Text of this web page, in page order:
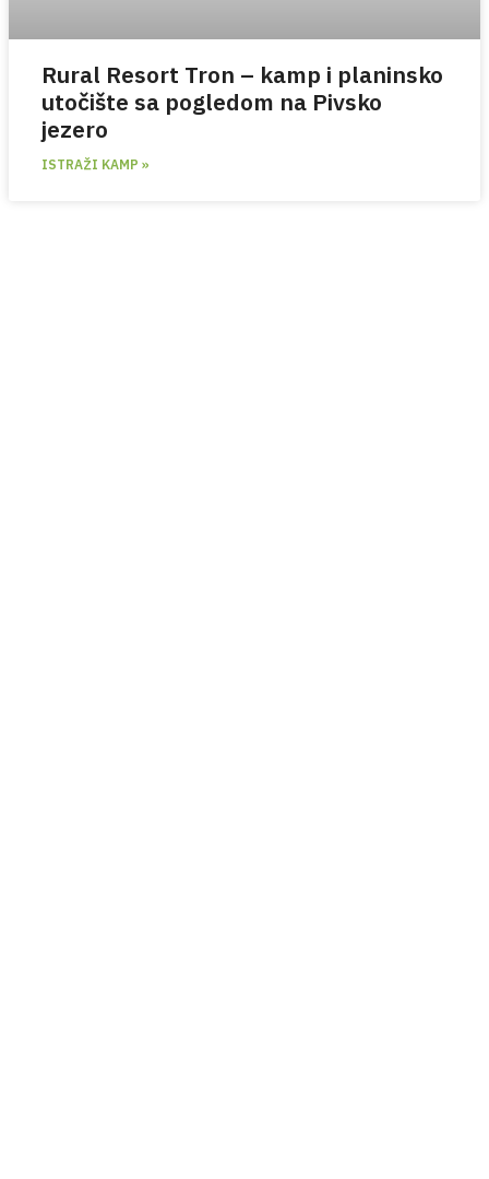
Rural Resort Tron – kamp i planinsko
utočište sa pogledom na Pivsko
jezero
ISTRAŽI KAMP »